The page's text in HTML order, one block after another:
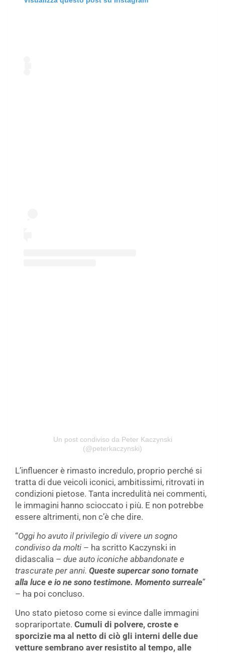
Un post condiviso da Peter Kaczynski
(@peterkaczynski)
L’influencer è rimasto incredulo, proprio perché si
tratta di due veicoli iconici, ambitissimi, ritrovati in
condizioni pietose. Tanta incredulità nei commenti,
le immagini hanno scioccato i più. E non potrebbe
essere altrimenti, non c’è che dire.
“Oggi ho avuto il privilegio di vivere un sogno
condiviso da molti – ha scritto Kaczynski in
didascalia – due auto iconiche abbandonate e
trascurate per anni. Queste supercar sono tornate
alla luce e io ne sono testimone. Momento surreale”
– ha poi concluso.
Uno stato pietoso come si evince dalle immagini
soprariportate. Cumuli di polvere, croste e
sporcizie ma al netto di ciò gli interni delle due
vetture sembrano aver resistito al tempo, alle